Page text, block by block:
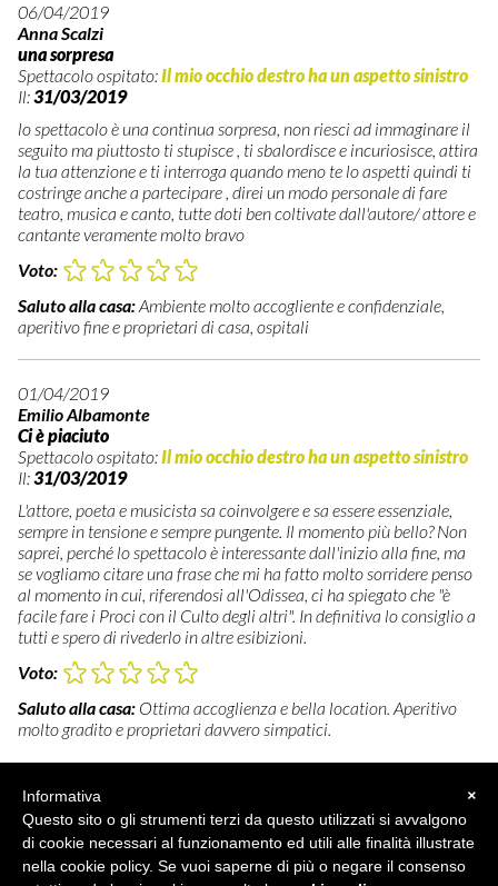
06/04/2019
Anna Scalzi
una sorpresa
Spettacolo ospitato:Il mio occhio destro ha un aspetto sinistro
Il:31/03/2019
lo spettacolo è una continua sorpresa, non riesci ad immaginare il
seguito ma piuttosto ti stupisce , ti sbalordisce e incuriosisce, attira
la tua attenzione e ti interroga quando meno te lo aspetti quindi ti
costringe anche a partecipare , direi un modo personale di fare
teatro, musica e canto, tutte doti ben coltivate dall'autore/ attore e
cantante veramente molto bravo
Voto:
Saluto alla casa:Ambiente molto accogliente e confidenziale,
aperitivo fine e proprietari di casa, ospitali
01/04/2019
Emilio Albamonte
Ci è piaciuto
Spettacolo ospitato:Il mio occhio destro ha un aspetto sinistro
Il:31/03/2019
L'attore, poeta e musicista sa coinvolgere e sa essere essenziale,
sempre in tensione e sempre pungente. Il momento più bello? Non
saprei, perché lo spettacolo è interessante dall'inizio alla fine, ma
se vogliamo citare una frase che mi ha fatto molto sorridere penso
al momento in cui, riferendosi all'Odissea, ci ha spiegato che "è
facile fare i Proci con il Culto degli altri". In definitiva lo consiglio a
tutti e spero di rivederlo in altre esibizioni.
Voto:
Saluto alla casa: Ottima accoglienza e bella location. Aperitivo
molto gradito e proprietari davvero simpatici.
×
Informativa
Questo sito o gli strumenti terzi da questo utilizzati si avvalgono
di cookie necessari al funzionamento ed utili alle finalità illustrate
nella cookie policy. Se vuoi saperne di più o negare il consenso